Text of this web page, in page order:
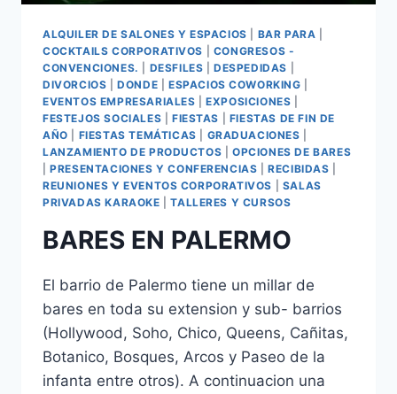
ALQUILER DE SALONES Y ESPACIOS BAR PARA
COCKTAILS CORPORATIVOS
CONGRESOS -
CONVENCIONES.
DESFILES |DESPEDIDAS
DIVORCIOS |DONDE ESPACIOS COWORKING
EVENTOS EMPRESARIALES |EXPOSICIONES
FESTEJOS SOCIALES
FIESTAS
FIESTAS DE FIN DE
AÑO
FIESTAS TEMÁTICAS GRADUACIONES
LANZAMIENTO DE PRODUCTOS |OPCIONES DE BARES
|PRESENTACIONES Y CONFERENCIAS |RECIBIDAS
REUNIONES Y EVENTOS CORPORATIVOS
SALAS
PRIVADAS KARAOKE |TALLERES Y CURSOS
BARES EN PALERMO
El barrio de Palermo tiene un millar de
bares en toda su extension y sub- barrios
(Hollywood, Soho, Chico, Queens, Cañitas,
Botanico, Bosques, Arcos y Paseo de la
infanta entre otros). A continuacion una